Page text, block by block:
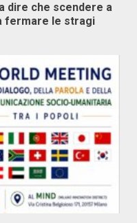
dire che scendere a
fermare le stragi